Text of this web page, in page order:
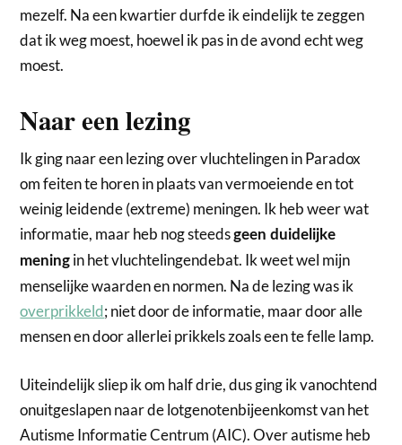
mezelf. Na een kwartier durfde ik eindelijk te zeggen
dat ik weg moest, hoewel ik pas in de avond echt weg
moest.
Naar een lezing
Ik ging naar een lezing over vluchtelingen in Paradox
om feiten te horen in plaats van vermoeiende en tot
weinig leidende (extreme) meningen. Ik heb weer wat
informatie, maar heb nog steedsgeen duidelijke
mening in het vluchtelingendebat. Ik weet wel mijn
menselijke waarden en normen. Na de lezing was ik
overprikkeld; niet door de informatie, maar door alle
mensen en door allerlei prikkels zoals een te felle lamp.
Uiteindelijk sliep ik om half drie, dus ging ik vanochtend
onuitgeslapen naar de lotgenotenbijeenkomst van het
Autisme Informatie Centrum (AIC). Over autisme heb